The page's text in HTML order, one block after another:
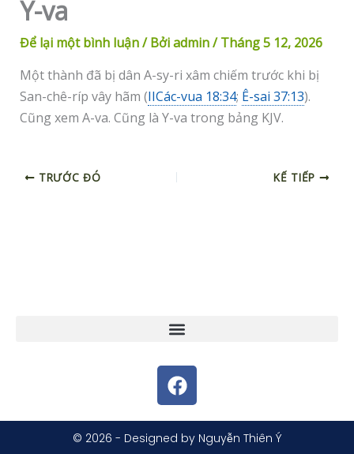
Y-va
Để lại một bình luận/ Bởiadmin/Tháng 5 12, 2026
Một thành đã bị dân A-sy-ri xâm chiếm trước khi bị
San-chê-ríp vây hãm (IICác-vua 18:34; Ê-sai 37:13).
Cũng xem A-va. Cũng là Y-va trong bảng KJV.
TRƯỚC ĐÓ KẾ TIẾP
F
a
c
e
© 2026 - Designed by Nguyễn Thiên Ý